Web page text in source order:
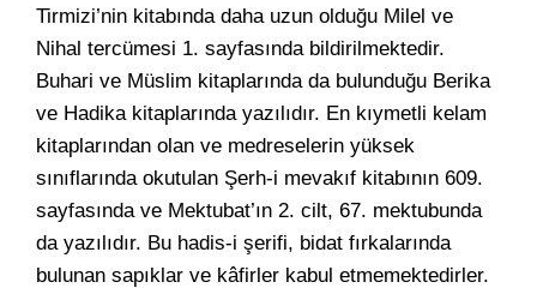
Tirmizi’nin kitabında daha uzun olduğu Milel ve
Nihal tercümesi 1. sayfasında bildirilmektedir.
Buhari ve Müslim kitaplarında da bulunduğu Berika
ve Hadika kitaplarında yazılıdır. En kıymetli kelam
kitaplarından olan ve medreselerin yüksek
sınıflarında okutulan Şerh-i mevakıf kitabının 609.
sayfasında ve Mektubat’ın 2. cilt, 67. mektubunda
da yazılıdır. Bu hadis-i şerifi, bidat fırkalarında
bulunan sapıklar ve kâfirler kabul etmemektedirler.